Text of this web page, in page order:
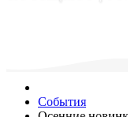
События